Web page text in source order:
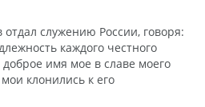
служению России, говоря:
каждого честного
имя мое в славе моего
клонились к его